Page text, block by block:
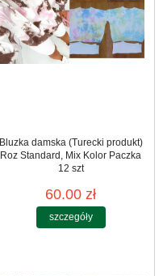
Bluzka damska (Turecki produkt)
Roz Standard, Mix Kolor Paczka
12 szt
60.00 zł
szczegóły